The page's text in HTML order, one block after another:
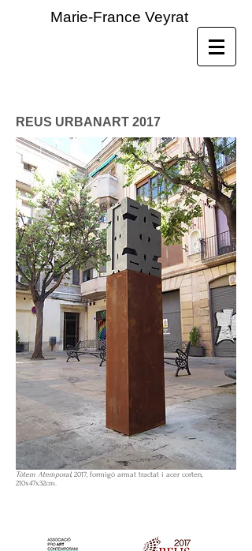
Marie-France Veyrat
REUS URBANART 2017
Tòtem Atemporal, 2017, formigó armat tractat i acer corten,
210x47x32cm.